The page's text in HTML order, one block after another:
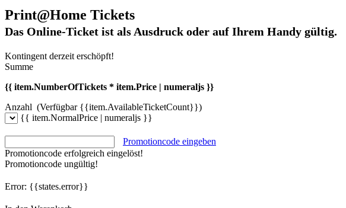
Print@Home Tickets
Das Online-Ticket ist als Ausdruck oder auf Ihrem Handy gültig.
Kontingent derzeit erschöpft!
Summe
{{ item.NumberOfTickets * item.Price | numeraljs }}
Anzahl (Verfügbar {{item.AvailableTicketCount}})
{{ item.NormalPrice | numeraljs }}
Promotioncode eingeben
Promotioncode erfolgreich eingelöst!
Promotioncode ungültig!
Error: {{states.error}}